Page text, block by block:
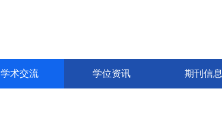
学术交流 学位资讯 期刊信息